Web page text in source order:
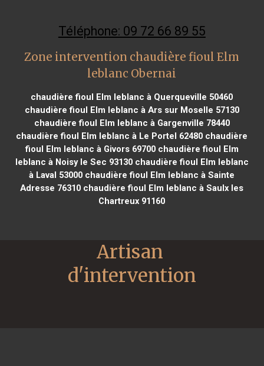
Téléphone: 09 72 66 89 55
Zone intervention chaudière fioul Elm
leblanc Obernai
chaudière fioul Elm leblanc à Querqueville 50460
chaudière fioul Elm leblanc à Ars sur Moselle 57130
chaudière fioul Elm leblanc à Gargenville 78440
chaudière fioul Elm leblanc à Le Portel 62480 chaudière
fioul Elm leblanc à Givors 69700chaudière fioul Elm
leblanc à Noisy le Sec 93130chaudière fioul Elm leblanc
à Laval 53000 chaudière fioul Elm leblanc à Sainte
Adresse 76310 chaudière fioul Elm leblanc à Saulx les
Chartreux 91160
Artisan
d'intervention